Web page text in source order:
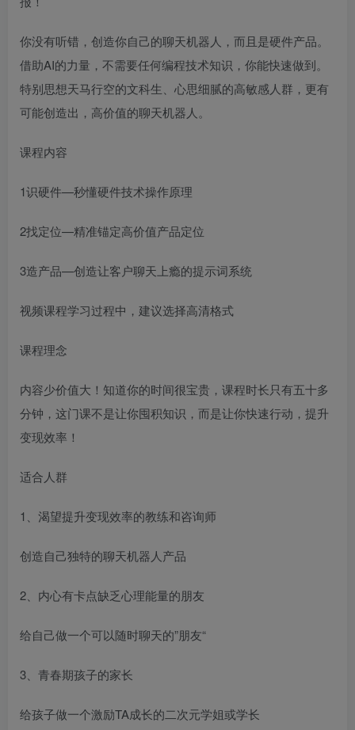
你没有听错，创造你自己的聊天机器人，而且是硬件产品。
借助AI的力量，不需要任何编程技术知识，你能快速做到。
特别思想天马行空的文科生、心思细腻的高敏感人群，更有
可能创造出，高价值的聊天机器人。
课程内容
1识硬件—秒懂硬件技术操作原理
2找定位—精准锚定高价值产品定位
3造产品—创造让客户聊天上瘾的提示词系统
视频课程学习过程中，建议选择高清格式
课程理念
内容少价值大！知道你的时间很宝贵，课程时长只有五十多
分钟，这门课不是让你囤积知识，而是让你快速行动，提升
变现效率！
适合人群
1、渴望提升变现效率的教练和咨询师
创造自己独特的聊天机器人产品
2、内心有卡点缺乏心理能量的朋友
给自己做一个可以随时聊天的”朋友“
3、青春期孩子的家长
给孩子做一个激励TA成长的二次元学姐或学长